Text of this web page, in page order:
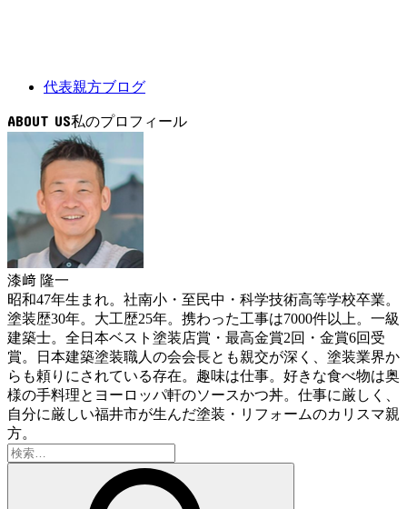
代表親方ブログ
ABOUT US
漆﨑 隆一
昭和47年生まれ。社南小・至民中・科学技術高等学校卒業。
塗装歴30年。大工歴25年。携わった工事は7000件以上。一級
建築士。全日本ベスト塗装店賞・最高金賞2回・金賞6回受
賞。日本建築塗装職人の会会長とも親交が深く、塗装業界か
らも頼りにされている存在。趣味は仕事。好きな食べ物は奥
様の手料理とヨーロッパ軒のソースかつ丼。仕事に厳しく、
自分に厳しい福井市が生んだ塗装・リフォームのカリスマ親
方。
検
索: